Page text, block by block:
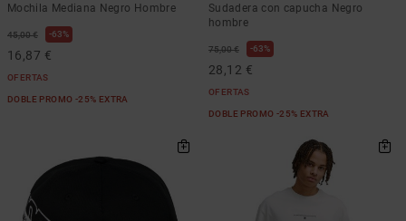
Mochila Mediana Negro Hombre
45,00 € 63%
16,87 €
OFERTAS
DOBLE PROMO -25% EXTRA
Sudadera con capucha Negro
hombre
75,00 € 63%
28,12 €
OFERTAS
DOBLE PROMO -25% EXTRA